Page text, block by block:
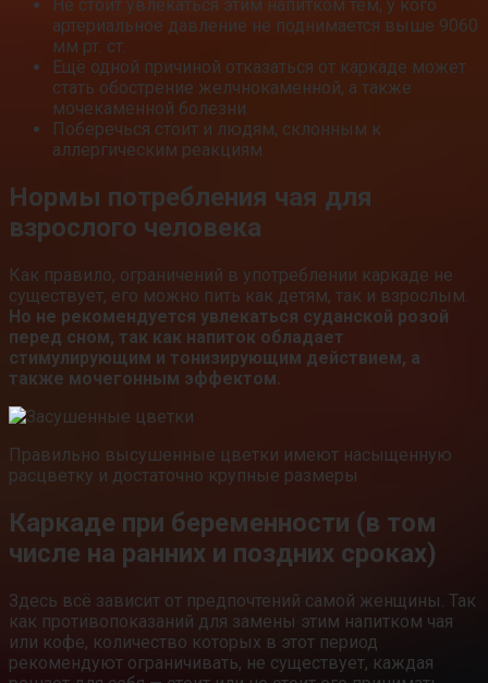
Не стоит увлекаться этим напитком тем, у кого
артериальное давление не поднимается выше 9060
мм рт. ст.
Ещё одной причиной отказаться от каркаде может
стать обострение желчнокаменной, а также
мочекаменной болезни.
Поберечься стоит и людям, склонным к
аллергическим реакциям.
Нормы потребления чая для
взрослого человека
Как правило, ограничений в употреблении каркаде не
существует, его можно пить как детям, так и взрослым.
Но не рекомендуется увлекаться суданской розой
перед сном, так как напиток обладает
стимулирующим и тонизирующим действием, а
также мочегонным эффектом.
Правильно высушенные цветки имеют насыщенную
расцветку и достаточно крупные размеры
Каркаде при беременности (в том
числе на ранних и поздних сроках)
Здесь всё зависит от предпочтений самой женщины. Так
как противопоказаний для замены этим напитком чая
или кофе, количество которых в этот период
рекомендуют ограничивать, не существует, каждая